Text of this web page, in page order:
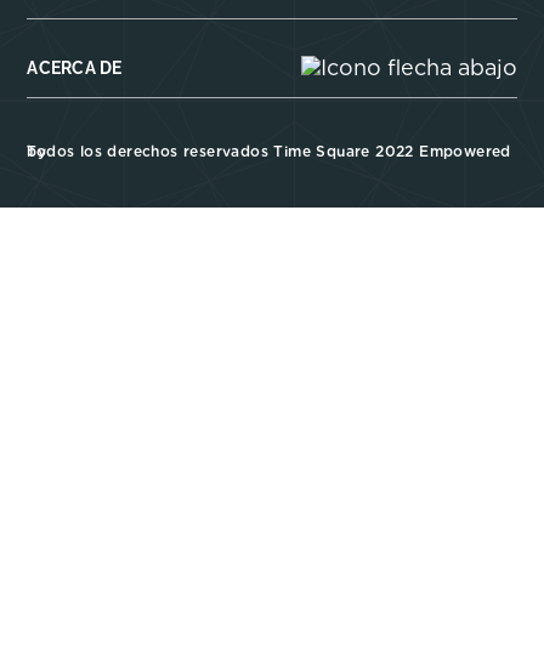
ACERCA DE
Todos los derechos reservados Time Square 2022 Empowered by